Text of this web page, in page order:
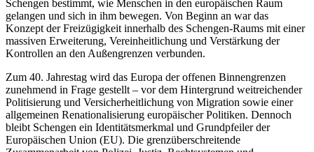
Schengen bestimmt, wie Menschen in den europäischen Raum
gelangen und sich in ihm bewegen. Von Beginn an war das
Konzept der Freizügigkeit innerhalb des Schengen-Raums mit einer
massiven Erweiterung, Vereinheitlichung und Verstärkung der
Kontrollen an den Außengrenzen verbunden.
Zum 40. Jahrestag wird das Europa der offenen Binnengrenzen
zunehmend in Frage gestellt – vor dem Hintergrund weitreichender
Politisierung und Versicherheitlichung von Migration sowie einer
allgemeinen Renationalisierung europäischer Politiken. Dennoch
bleibt Schengen ein Identitätsmerkmal und Grundpfeiler der
Europäischen Union (EU). Die grenzüberschreitende